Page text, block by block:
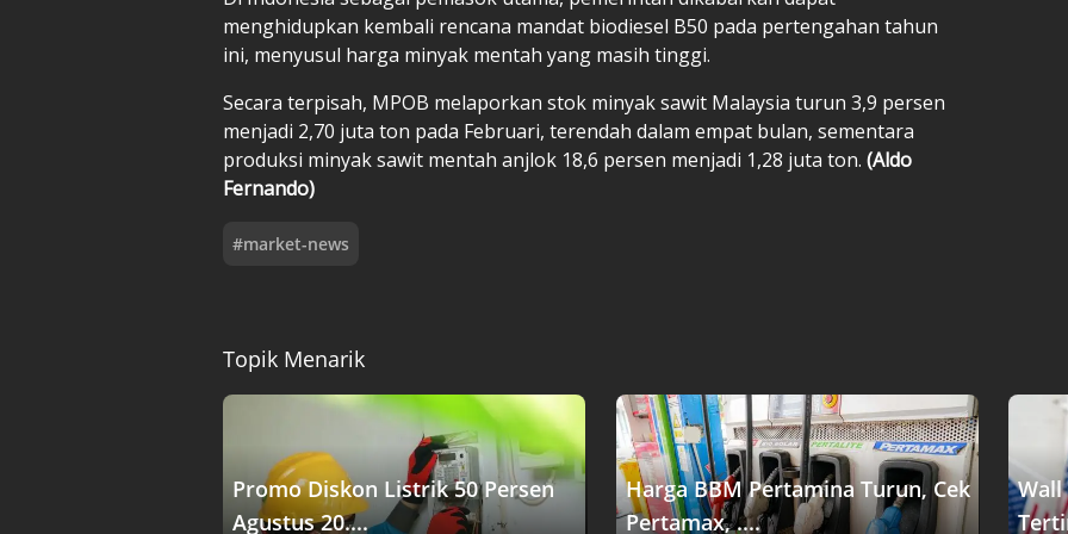
menghidupkan kembali rencana mandat biodiesel B50 pada pertengahan tahun
ini, menyusul harga minyak mentah yang masih tinggi.
Secara terpisah, MPOB melaporkan stok minyak sawit Malaysia turun 3,9 persen
menjadi 2,70 juta ton pada Februari, terendah dalam empat bulan, sementara
produksi minyak sawit mentah anjlok 18,6 persen menjadi 1,28 juta ton. (Aldo
Fernando)
#market-news
Topik Menarik
Promo Diskon Listrik 50 Persen
Agustus 20....
Harga BBM Pertamina Turun, Cek
Pertamax, ....